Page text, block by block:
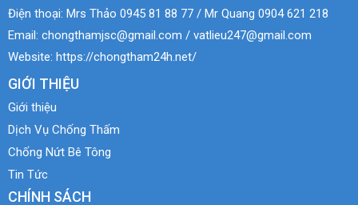
Điện thoại: Mrs Thảo 0945 81 88 77 / Mr Quang 0904 621 218
Email: chongthamjsc@gmail.com / vatlieu247@gmail.com
Website: https://chongtham24h.net/
GIỚI THIỆU
Giới thiệu
Dịch Vụ Chống Thấm
Chống Nứt Bê Tông
Tin Tức
CHÍNH SÁCH